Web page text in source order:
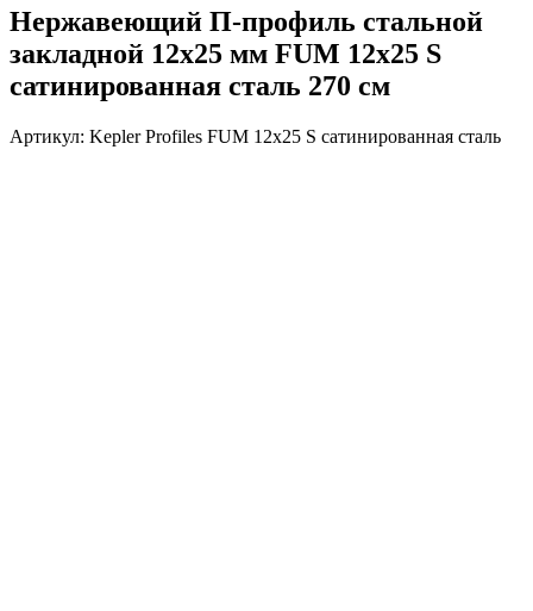
Нержавеющий П-профиль стальной
закладной 12х25 мм FUM 12х25 S
сатинированная сталь 270 см
Артикул: Kepler Profiles FUM 12x25 S сатинированная сталь